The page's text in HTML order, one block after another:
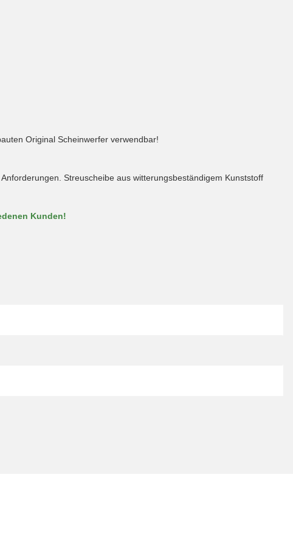
Original Scheinwerfer verwendbar!
Streuscheibe aus witterungsbeständigem Kunststoff
Kunden!